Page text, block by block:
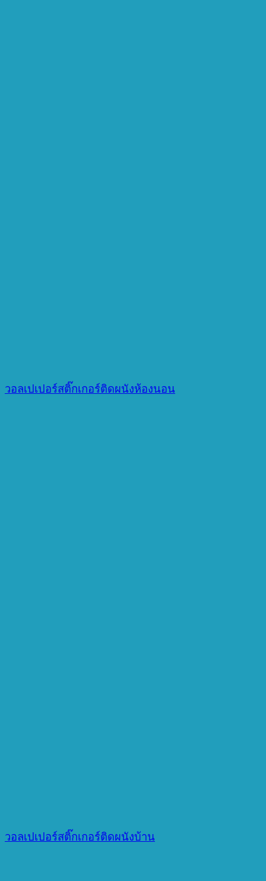
วอลเปเปอร์สติ๊กเกอร์ติดผนังห้องนอน
วอลเปเปอร์สติ๊กเกอร์ติดผนังบ้าน